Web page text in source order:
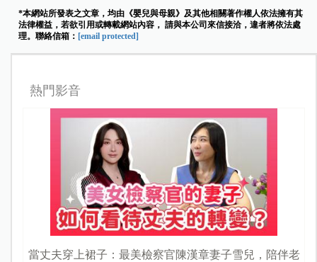
*本網站所發表之文章，均由《嬰兒與母親》及其他相關著作權人依法擁有其
法律權益，若欲引用或轉載網站內容， 請與本公司來信接洽，違者將依法處
理。聯絡信箱： [email protected]
熱門影音
當丈夫穿上裙子：最美檢察官陳漢章妻子雪兒，陪伴老